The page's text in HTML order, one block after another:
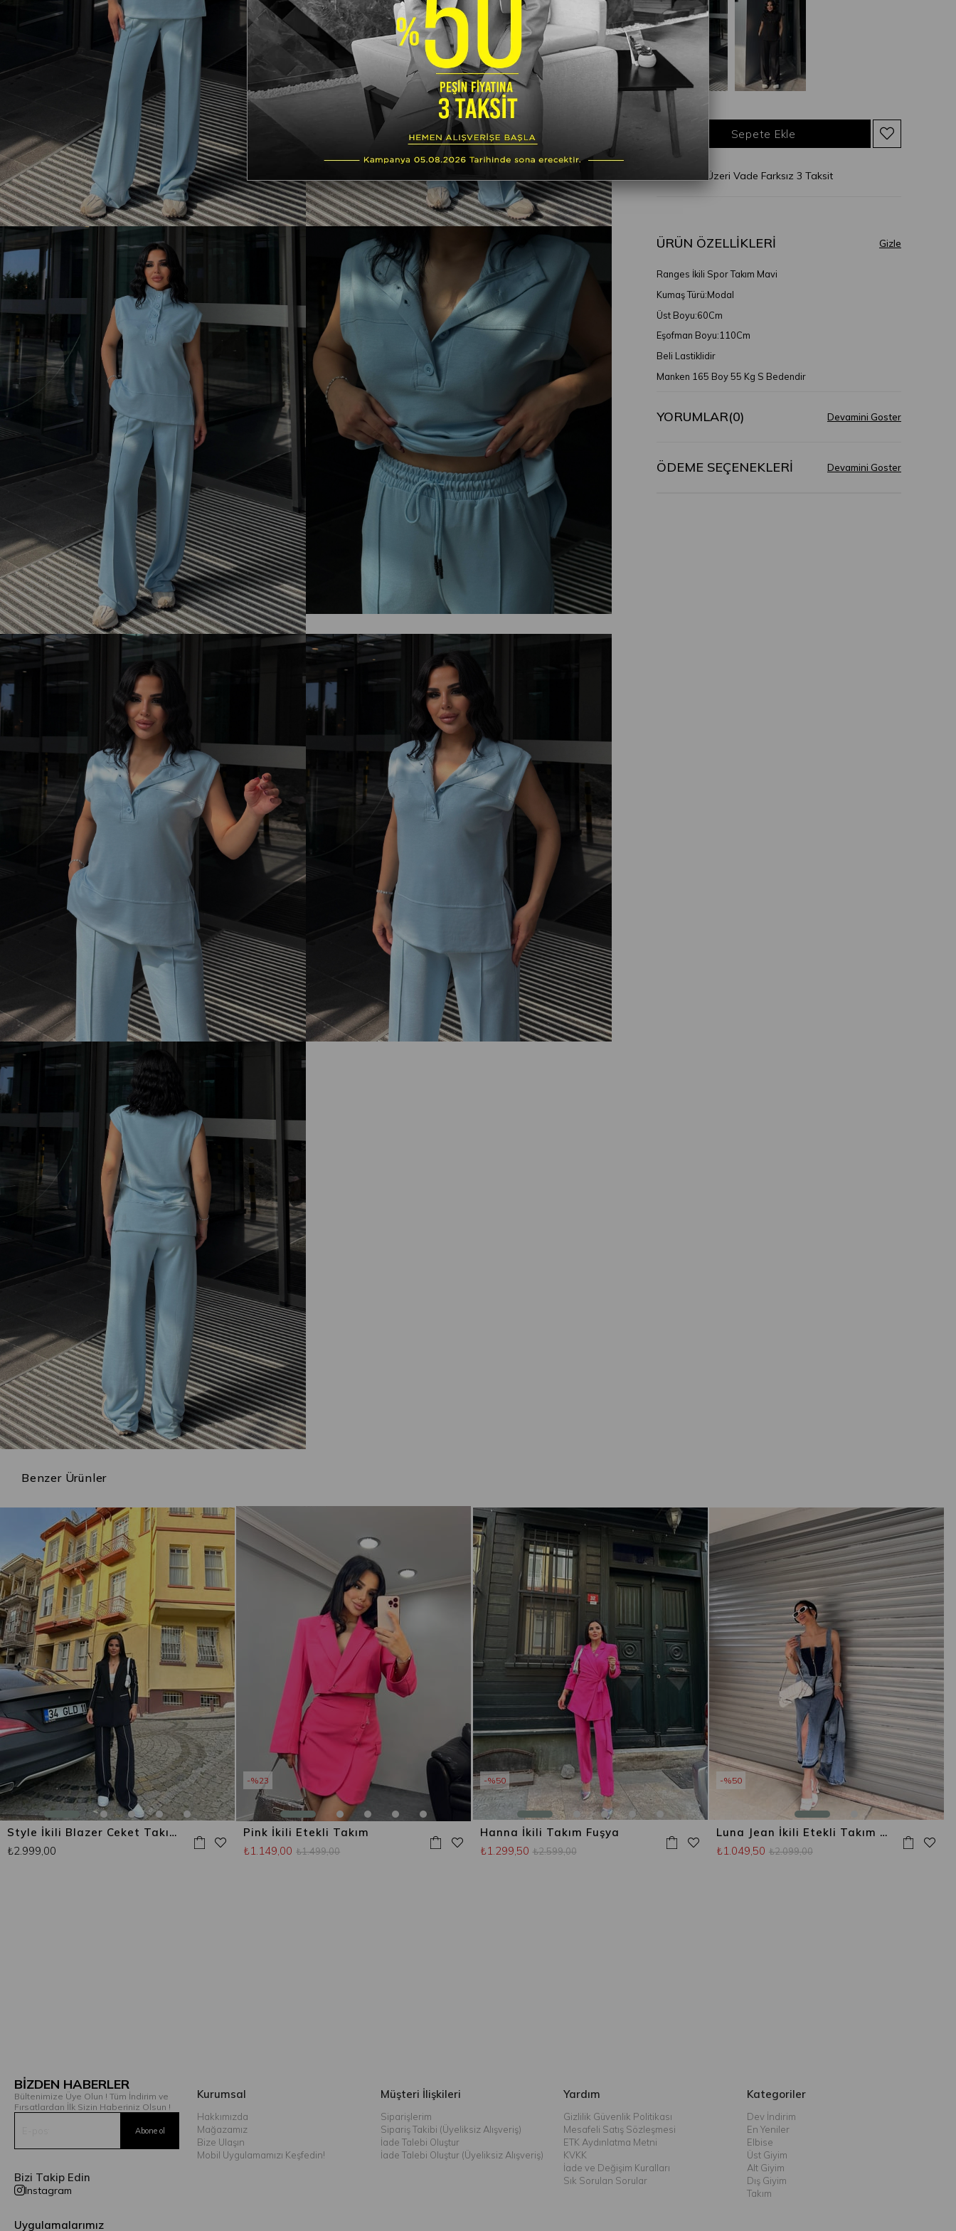
* 2.500 TL Üzeri Vade Farksız 3 Taksit
ÜRÜN ÖZELLIKLERI
Ranges İkili Spor Takım Mavi
Kumaş Türü:Modal
Üst Boyu:60Cm
Eşofman Boyu:110Cm
Beli Lastiklidir
Manken 165 Boy 55 Kg S Bedendir
YORUMLAR(0)
ÖDEME SEÇENEKLERI
Benzer Ürünler
Style İkili Blazer Ceket Takım Siyah
₺2.999,00
Pink İkili Etekli Takım
₺1.149,00 ₺1.499,00
%23
Hanna İkili Takım Fuşya
₺1.299,50 ₺2.599,00
%50
Luna Jean İkili Etekli Takım Mavi
₺1.049,50 ₺2.099,00
%50
BİZDEN HABERLER
Bültenimize Üye Olun ! Tüm İndirim ve
Fırsatlardan İlk Sizin Haberiniz Olsun !
Bizi Takip Edin
Instagram
Uygulamalarımız
Kurumsal
Hakkımızda
Mağazamız
Bize Ulaşın
Mobil Uygulamamızı Keşfedin!
Müşteri İlişkileri
Siparişlerim
Sipariş Takibi (Üyeliksiz Alışveriş)
İade Talebi Oluştur
İade Talebi Oluştur (Üyeliksiz Alışveriş)
Yardım
Gizlilik Güvenlik Politikası
Mesafeli Satış Sözleşmesi
ETK Aydınlatma Metni
KVKK
İade ve Değişim Kuralları
Sık Sorulan Sorular
Kategoriler
Dev İndirim
En Yeniler
Elbise
Üst Giyim
Alt Giyim
Dış Giyim
Takım